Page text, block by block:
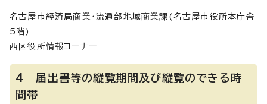
名古屋市経済局商業・流通部地域商業課(名古屋市役所本庁舎
5階)
西区役所情報コーナー
4 届出書等の縦覧期間及び縦覧のできる時
間帯